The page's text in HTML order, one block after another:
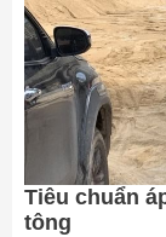
Tiêu chuẩn
tông